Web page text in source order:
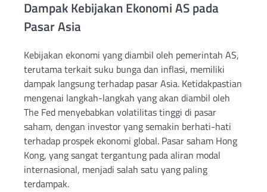
Dampak Kebijakan Ekonomi AS pada
Pasar Asia
Kebijakan ekonomi yang diambil oleh pemerintah AS,
terutama terkait suku bunga dan inflasi, memiliki
dampak langsung terhadap pasar Asia. Ketidakpastian
mengenai langkah-langkah yang akan diambil oleh
The Fed menyebabkan volatilitas tinggi di pasar
saham, dengan investor yang semakin berhati-hati
terhadap prospek ekonomi global. Pasar saham Hong
Kong, yang sangat tergantung pada aliran modal
internasional, menjadi salah satu yang paling
terdampak.